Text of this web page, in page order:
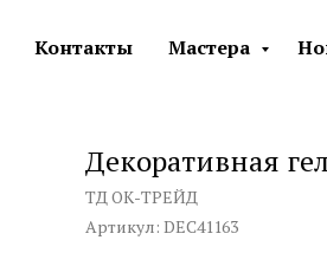
Контакты Мастера
Декоративная
ТД ОК-ТРЕЙД
Артикул: DEC41163